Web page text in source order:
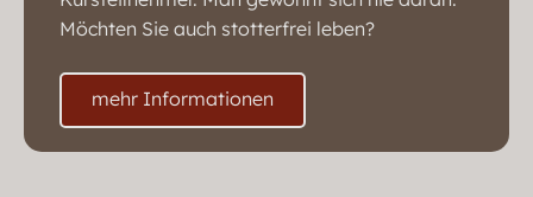
Möchten Sie auch stotterfrei leben?
mehr Informationen